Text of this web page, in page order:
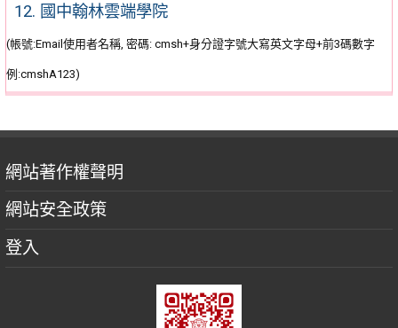
12. 國中翰林雲端學院
(帳號:Email使用者名稱, 密碼: cmsh+身分證字號大寫英文字母+前3碼數字
例:cmshA123)
網站著作權聲明
網站安全政策
登入